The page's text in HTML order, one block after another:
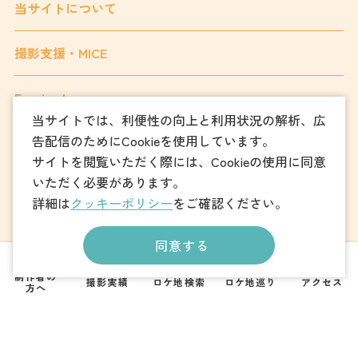
当サイトについて
撮影支援・MICE
Foreign Language
フォトダウンロード
パンフレットダウンロード
お問い合わせ
制作者の
方へ
撮影実績 ロケ地検索 ロケ地巡り アクセス
当サイトでは、利便性の向上と利用状況の解析、広
告配信のためにCookieを使用しています。
サイトを閲覧いただく際には、Cookieの使用に同意
いただく必要があります。
詳細はクッキーポリシーをご確認ください。
同意する